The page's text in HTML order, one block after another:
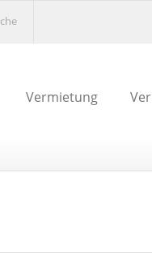
Vermietung